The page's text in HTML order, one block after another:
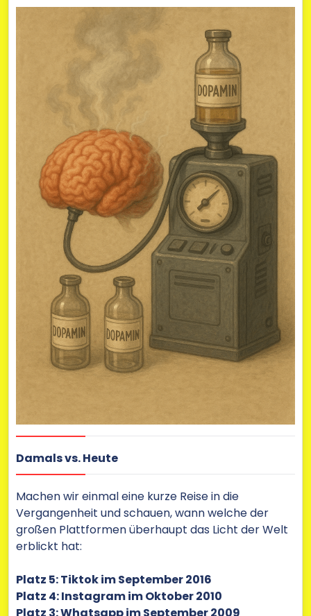
Damals vs. Heute
Machen wir einmal eine kurze Reise in die
Vergangenheit und schauen, wann welche der
großen Plattformen überhaupt das Licht der Welt
erblickt hat:
Platz 5: Tiktok im September 2016
Platz 4: Instagram im Oktober 2010